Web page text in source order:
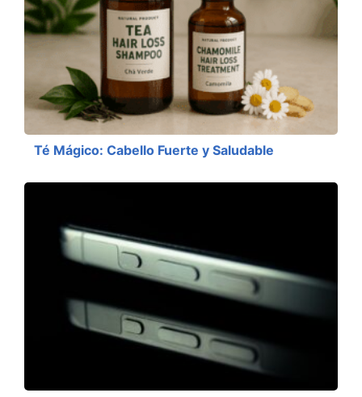
Té Mágico: Cabello Fuerte y Saludable